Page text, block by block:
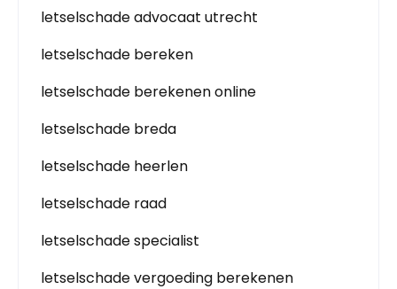
letselschade advocaat utrecht
letselschade bereken
letselschade berekenen online
letselschade breda
letselschade heerlen
letselschade raad
letselschade specialist
letselschade vergoeding berekenen